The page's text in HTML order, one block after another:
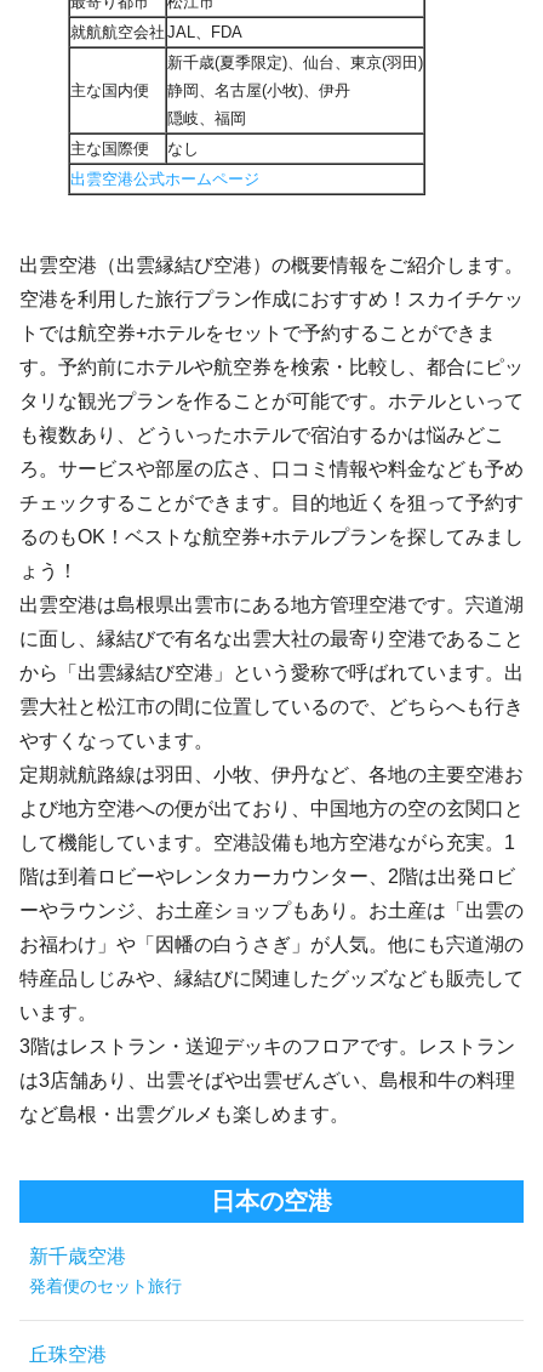
就航航空会社 JAL、FDA
主な国内便
新千歳(夏季限定)、仙台、東京(羽田)
静岡、名古屋(小牧)、伊丹
隠岐、福岡
主な国際便
なし
出雲空港公式ホームページ
出雲空港（出雲縁結び空港）の概要情報をご紹介します。
空港を利用した旅行プラン作成におすすめ！スカイチケッ
トでは航空券+ホテルをセットで予約することができま
す。予約前にホテルや航空券を検索・比較し、都合にピッ
タリな観光プランを作ることが可能です。ホテルといって
も複数あり、どういったホテルで宿泊するかは悩みどこ
ろ。サービスや部屋の広さ、口コミ情報や料金なども予め
チェックすることができます。目的地近くを狙って予約す
るのもOK！ベストな航空券+ホテルプランを探してみまし
ょう！
出雲空港は島根県出雲市にある地方管理空港です。宍道湖
に面し、縁結びで有名な出雲大社の最寄り空港であること
から「出雲縁結び空港」という愛称で呼ばれています。出
雲大社と松江市の間に位置しているので、どちらへも行き
やすくなっています。
定期就航路線は羽田、小牧、伊丹など、各地の主要空港お
よび地方空港への便が出ており、中国地方の空の玄関口と
して機能しています。空港設備も地方空港ながら充実。1
階は到着ロビーやレンタカーカウンター、2階は出発ロビ
ーやラウンジ、お土産ショップもあり。お土産は「出雲の
お福わけ」や「因幡の白うさぎ」が人気。他にも宍道湖の
特産品しじみや、縁結びに関連したグッズなども販売して
います。
3階はレストラン・送迎デッキのフロアです。レストラン
は3店舗あり、出雲そばや出雲ぜんざい、島根和牛の料理
など島根・出雲グルメも楽しめます。
日本の空港
新千歳空港
発着便のセット旅行
丘珠空港